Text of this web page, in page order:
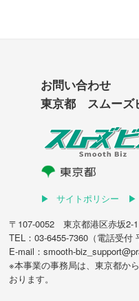
お問い合わせ
東京都 スムーズ
サイトポリシー
〒107-0052 東京都港区赤坂2-
TEL：03-6455-7360（電話受付
E-mail：smooth-
※本事業の事務局は、東京都か
おります。